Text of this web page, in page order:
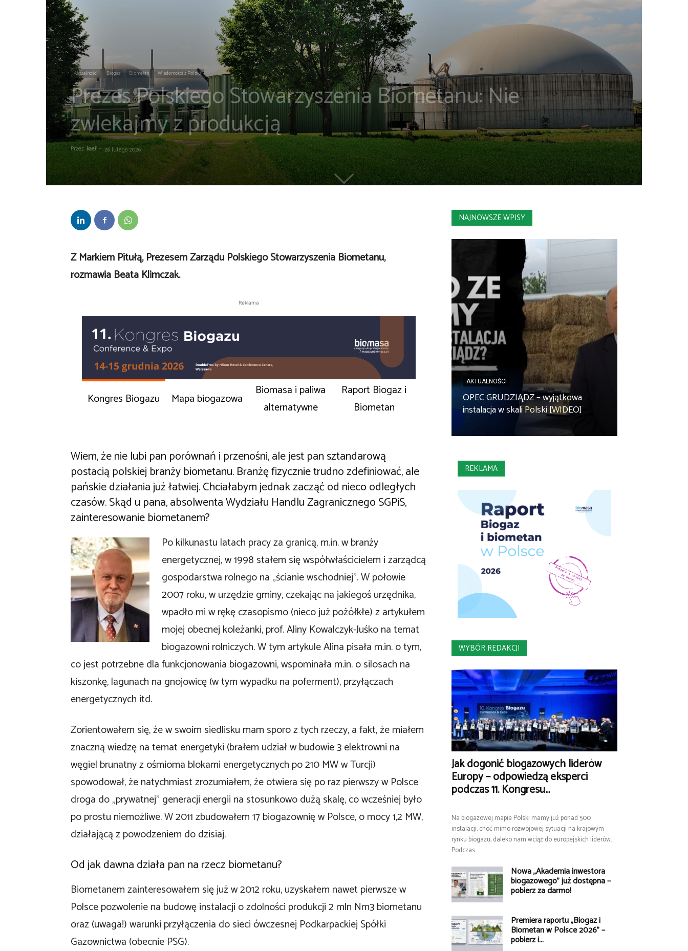
Aktualności Biogaz Biometan Wiadomości z Polski
Prezes Polskiego Stowarzyszenia Biometanu: Nie
zwlekajmy z produkcją
Przez kaef- 26 lutego 2026
Z Markiem Pitułą, Prezesem Zarządu Polskiego Stowarzyszenia Biometanu,
rozmawia Beata Klimczak.
Reklama
Kongres Biogazu Mapa biogazowa
Biomasa i paliwa
alternatywne
Raport Biogaz i
Biometan
Wiem, że nie lubi pan porównań i przenośni, ale jest pan sztandarową
postacią polskiej branży biometanu. Branżę fizycznie trudno zdefiniować, ale
pańskie działania już łatwiej. Chciałabym jednak zacząć od nieco odległych
czasów. Skąd u pana, absolwenta Wydziału Handlu Zagranicznego SGPiS,
zainteresowanie biometanem?
Po kilkunastu latach pracy za granicą, m.in. w branży
energetycznej, w 1998 stałem się współwłaścicielem i zarządcą
gospodarstwa rolnego na „ścianie wschodniej”. W połowie
2007 roku, w urzędzie gminy, czekając na jakiegoś urzędnika,
wpadło mi w rękę czasopismo (nieco już pożółkłe) z artykułem
mojej obecnej koleżanki, prof. Aliny Kowalczyk-Juśko na temat
biogazowni rolniczych. W tym artykule Alina pisała m.in. o tym,
co jest potrzebne dla funkcjonowania biogazowni, wspominała m.in. o silosach na
kiszonkę, lagunach na gnojowicę (w tym wypadku na poferment), przyłączach
energetycznych itd.
Zorientowałem się, że w swoim siedlisku mam sporo z tych rzeczy, a fakt, że miałem
znaczną wiedzę na temat energetyki (brałem udział w budowie 3 elektrowni na
węgiel brunatny z ośmioma blokami energetycznych po 210 MW w Turcji)
spowodował, że natychmiast zrozumiałem, że otwiera się po raz pierwszy w Polsce
droga do „prywatnej” generacji energii na stosunkowo dużą skalę, co wcześniej było
po prostu niemożliwe. W 2011 zbudowałem 17 biogazownię w Polsce, o mocy 1,2 MW,
działającą z powodzeniem do dzisiaj.
Od jak dawna działa pan na rzecz biometanu?
Biometanem zainteresowałem się już w 2012 roku, uzyskałem nawet pierwsze w
Polsce pozwolenie na budowę instalacji o zdolności produkcji 2 mln Nm3 biometanu
oraz (uwaga!) warunki przyłączenia do sieci ówczesnej Podkarpackiej Spółki
Gazownictwa (obecnie PSG).
NAJNOWSZE WPISY
AKTUALNOŚCI
OPEC GRUDZIĄDZ – wyjątkowa
instalacja w skali Polski [WIDEO]
REKLAMA
WYBÓR REDAKCJI
Jak dogonić biogazowych liderów
Europy – odpowiedzą eksperci
podczas 11. Kongresu...
Na biogazowej mapie Polski mamy już ponad 500
instalacji, choć mimo rozwojowej sytuacji na krajowym
rynku biogazu, daleko nam wciąż do europejskich liderów.
Podczas...
Nowa „Akademia inwestora
biogazowego” już dostępna –
pobierz za darmo!
Premiera raportu „Biogaz i
Biometan w Polsce 2026” –
pobierz i...